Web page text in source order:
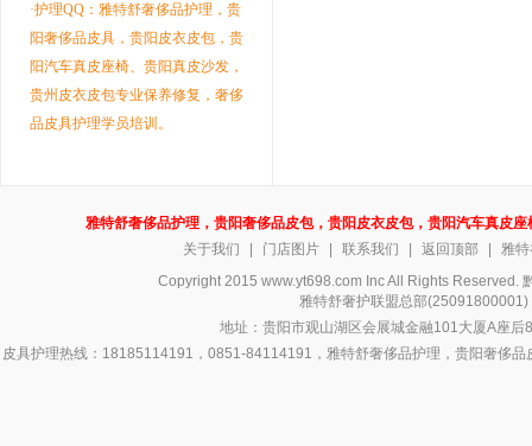
·护理QQ：雅特舒奢侈品护理，贵
阳奢侈品皮具，贵阳皮衣皮包，贵
阳汽车真皮座椅、贵阳真皮沙发，
贵州皮衣皮包专业保养修复，奢侈
品皮具护理学员培训。
雅特舒奢侈品护理，贵阳奢侈品皮包，贵阳皮衣皮包，贵阳汽车真皮
关于我们
门店图片 联系我们 返回顶部
雅
Copyright 2015 www.yt698.com Inc All Rights Reserved.
雅特舒奢护联盟总部
地址：贵阳市观山湖区会展城金融101大厦A座
皮具护理热线：18185114191，0851-84114191，雅特舒奢侈品护理，贵阳奢侈